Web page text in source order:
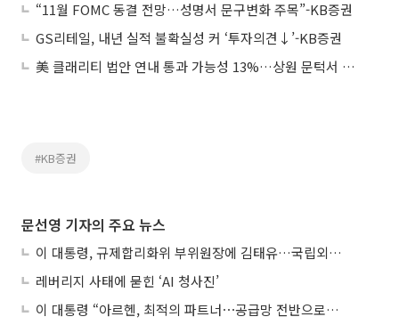
“11월 FOMC 동결 전망…성명서 문구변화 주목”-KB증권
GS리테일, 내년 실적 불확실성 커 ‘투자의견↓’-KB증권
美 클래리티 법안 연내 통과 가능성 13%…상원 문턱서 제동
#KB증권
문선영 기자의 주요 뉴스
이 대통령, 규제합리화위 부위원장에 김태유…국립외교원장 김흥규
레버리지 사태에 묻힌 ‘AI 청사진’
이 대통령 “아르헨, 최적의 파트너⋯공급망 전반으로 확대”